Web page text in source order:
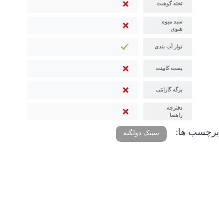
تخته گوشت
سبد میوه
شوی
نوار آب بندی
بست کابینت
برگه گارانتی
دفترچه
راهنما
برچسب ها: سینک دولگنه